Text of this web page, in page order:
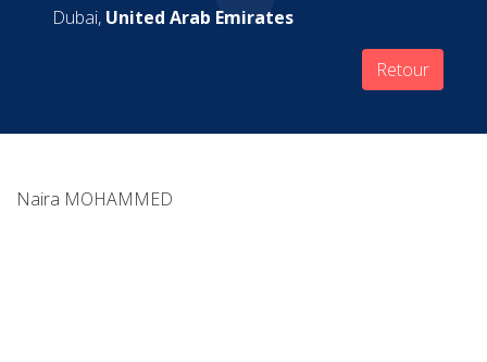
Dubai, United Arab Emirates
Retour
Naira MOHAMMED